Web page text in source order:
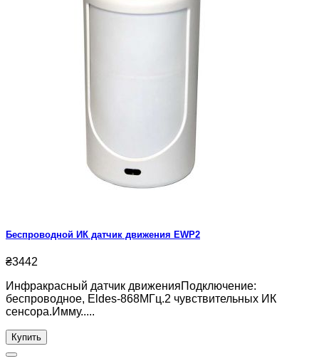
Беспроводной ИК датчик движения EWP2
₴3442
Инфракрасный датчик движенияПодключение:
беспроводное, Eldes-868МГц.2 чувствительных ИК
сенсора.Имму.....
Купить